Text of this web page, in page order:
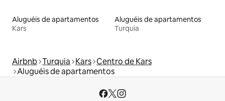
Aluguéis de apartamentos
Kars
Aluguéis de apartamentos
Turquia
Airbnb Turquia Kars Centro de Kars
Aluguéis de apartamentos